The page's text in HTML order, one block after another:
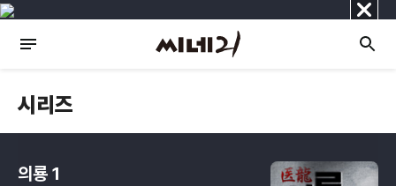
닫
기
시리즈
의룡 1